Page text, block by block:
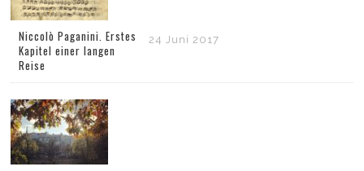
Niccolò Paganini. Erstes
Kapitel einer langen
Reise
24 Juni 2017